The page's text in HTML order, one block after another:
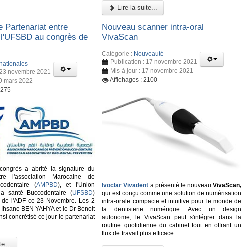
Lire la suite...
Partenariat entre
au congrès de
novembre 2021
mars 2022
a abrité la signature du
l'association Marocaine de
(AMPBD), et l'Union
santé Buccodentaire (UFSBD)
de l'ADF ce 23 Novembre. Les 2
BEN YAHYA et le Dr Benoit
concrétisé ce jour le partenariat
Nouveau scanner intra-oral
VivaScan
Catégorie : Nouveauté
Publication : 17 novembre 2021
Mis à jour : 17 novembre 2021
Affichages : 2100
Ivoclar Vivadent a présenté le nouveau VivaScan,
qui est conçu comme une solution de numérisation
intra-orale compacte et intuitive pour le monde de
la dentisterie numérique. Avec un design
autonome, le VivaScan peut s'intégrer dans la
routine quotidienne du cabinet tout en offrant un
flux de travail plus efficace.